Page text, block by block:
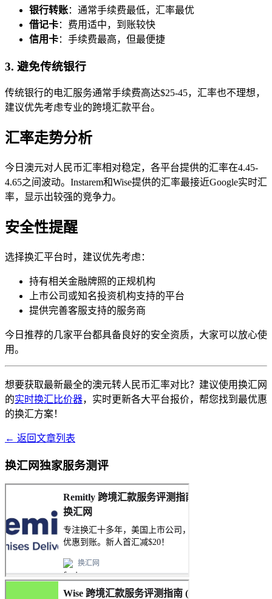
银行转账：通常手续费最低，汇率最优
借记卡：费用适中，到账较快
信用卡：手续费最高，但最便捷
3. 避免传统银行
传统银行的电汇服务通常手续费高达$25-45，汇率也不理想，
建议优先考虑专业的跨境汇款平台。
汇率走势分析
今日澳元对人民币汇率相对稳定，各平台提供的汇率在4.45-
4.65之间波动。Instarem和Wise提供的汇率最接近Google实时汇
率，显示出较强的竞争力。
安全性提醒
选择换汇平台时，建议优先考虑：
持有相关金融牌照的正规机构
上市公司或知名投资机构支持的平台
提供完善客服支持的服务商
今日推荐的几家平台都具备良好的安全资质，大家可以放心使
用。
想要获取最新最全的澳元转人民币汇率对比？建议使用换汇网
的实时换汇比价器，实时更新各大平台报价，帮您找到最优惠
的换汇方案！
← 返回文章列表
换汇网独家服务测评